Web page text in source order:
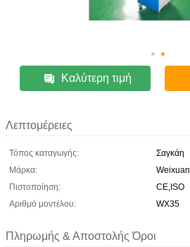
Καλύτερη τιμή
Λεπτομέρειες
Τόπος καταγωγής:
Σαγκάη
Μάρκα:
Weixuan
Πιστοποίηση:
CE,ISO
Αριθμό μοντέλου:
WX35
Πληρωμής & Αποστολής Όροι